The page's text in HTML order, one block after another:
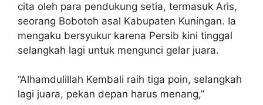
cita oleh para pendukung setia, termasuk Aris,
seorang Bobotoh asal Kabupaten Kuningan. Ia
mengaku bersyukur karena Persib kini tinggal
selangkah lagi untuk mengunci gelar juara.
“Alhamdulillah Kembali raih tiga poin, selangkah
lagi juara, pekan depan harus menang,”